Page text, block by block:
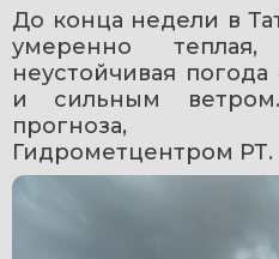
До конца недели в
умеренно
неустойчивая
и сильным
прогноза,
Гидрометцентром РТ.